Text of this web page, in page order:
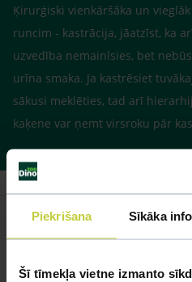
Piekrišana Sīkāka
Šī tīmekļa vietne izmanto
Ķirurģiski vienkāršāka un
runcim - kastrācija, jāatzīst, ka
uzvedība nemainīsies, bet
urīna smaka. Ja kastrēsiet
sākusi meklēties, tad arī
kaķene var ņemt virsroku pār
Līdzīgi jautājumi